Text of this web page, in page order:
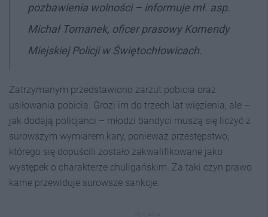
pozbawienia wolności – informuje mł. asp.
Michał Tomanek, oficer prasowy Komendy
Miejskiej Policji w Świętochłowicach.
Zatrzymanym przedstawiono zarzut pobicia oraz
usiłowania pobicia. Grozi im do trzech lat więzienia, ale –
jak dodają policjanci – młodzi bandyci muszą się liczyć z
surowszym wymiarem kary, ponieważ przestępstwo,
którego się dopuścili zostało zakwalifikowane jako
występek o charakterze chuligańskim. Za taki czyn prawo
karne przewiduje surowsze sankcje.